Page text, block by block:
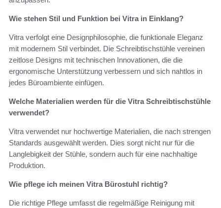
Wie stehen Stil und Funktion bei Vitra in Einklang?
Vitra verfolgt eine Designphilosophie, die funktionale Eleganz
mit modernem Stil verbindet. Die Schreibtischstühle vereinen
zeitlose Designs mit technischen Innovationen, die die
ergonomische Unterstützung verbessern und sich nahtlos in
jedes Büroambiente einfügen.
Welche Materialien werden für die Vitra Schreibtischstühle
verwendet?
Vitra verwendet nur hochwertige Materialien, die nach strengen
Standards ausgewählt werden. Dies sorgt nicht nur für die
Langlebigkeit der Stühle, sondern auch für eine nachhaltige
Produktion.
Wie pflege ich meinen Vitra Bürostuhl richtig?
Die richtige Pflege umfasst die regelmäßige Reinigung mit